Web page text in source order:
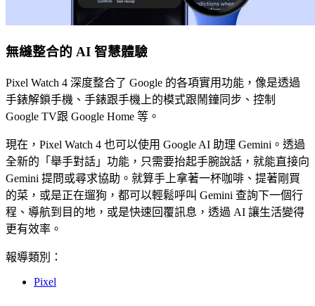
無縫整合的 AI 智慧體驗
Pixel Watch 4 深度整合了 Google 的各項實用功能，像是透過
手錶解鎖手機、手錶跟手機上的模式跟鬧鐘同步、控制
Google TV跟 Google Home 等。
現在，Pixel Watch 4 也可以使用 Google AI 助理 Gemini。透過
全新的「舉手對話」功能，只需要抬起手腕說話，就能直接向
Gemini 提問或尋求協助。就算手上拿著一杯咖啡、提著剛買
的菜，或是正在遛狗，都可以輕鬆呼叫 Gemini 查詢下一個行
程、導航到目的地，或是快速回覆訊息，透過 AI 讓生活變得
更有效率。
報導類別：
Pixel